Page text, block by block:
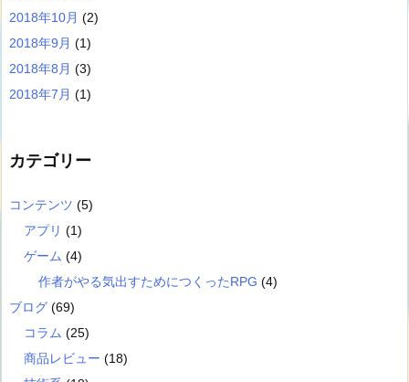
2018年10月 (2)
2018年9月 (1)
2018年8月 (3)
2018年7月 (1)
カテゴリー
コンテンツ (5)
アプリ (1)
ゲーム (4)
作者がやる気出すためにつくったRPG (4)
ブログ (69)
コラム (25)
商品レビュー (18)